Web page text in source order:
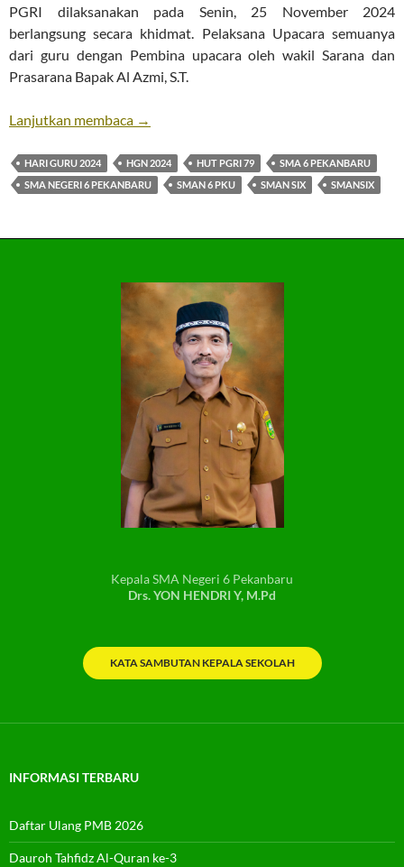
PGRI dilaksanakan pada Senin, 25 November 2024
berlangsung secara khidmat. Pelaksana Upacara semuanya
dari guru dengan Pembina upacara oleh wakil Sarana dan
Prasarana Bapak Al Azmi, S.T.
Lanjutkan membaca HUT PGRI ke 79
→
HARI GURU 2024 HGN 2024 HUT PGRI 79
SMA 6 PEKANBARU
SMA NEGERI 6 PEKANBARU
SMAN 6 PKU SMAN SIX SMANSIX
Kepala SMA Negeri 6 Pekanbaru
Drs. YON HENDRI Y, M.Pd
KATA SAMBUTAN KEPALA SEKOLAH
INFORMASI TERBARU
Daftar Ulang PMB 2026
Dauroh Tahfidz Al-Quran ke-3